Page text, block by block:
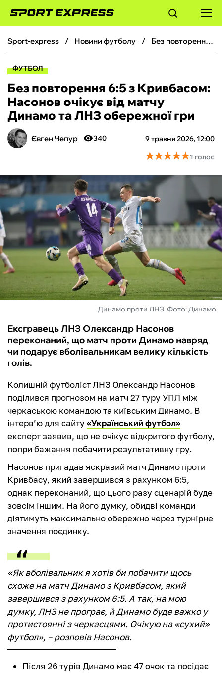
ФУТБОЛ
БОКС
ХОКЕЙ
КІБЕРСПОРТ
ЧС-2026
ФУТЗАЛ
ІНШІ
БУКМЕКЕРИ
sport-express новини футболу Без повторення 6:5 з Кривбасом: Насонов очікує від матчу Динамо та ЛНЗ обережної гри
ФУТБОЛ
Без повторення 6:5 з Кривбасом:
Насонов очікує від матчу
Динамо та ЛНЗ обережної гри
Євген Чепур 9 травня 2026, 12:00
340
★★★★★
★★★★★1 голос
Динамо проти ЛНЗ. Фото: Динамо
Ексгравець ЛНЗ Олександр Насонов
переконаний, що матч проти Динамо навряд
чи подарує вболівальникам велику кількість
голів.
Колишній футболіст ЛНЗ Олександр Насонов
поділився прогнозом на матч 27 туру УПЛ між
черкаською командою та київським Динамо. В
інтерв’ю для сайту «Український футбол»
експерт заявив, що не очікує відкритого футболу,
попри бажання побачити результативну гру.
Насонов пригадав яскравий матч Динамо проти
Кривбасу, який завершився з рахунком 6:5,
однак переконаний, що цього разу сценарій буде
зовсім іншим. На його думку, обидві команди
діятимуть максимально обережно через турнірне
значення поєдинку.
«Як вболівальник я хотів би побачити щось
схоже на матч Динамо з Кривбасом, який
завершився з рахунком 6:5. А так, на мою
думку, ЛНЗ не програє, й Динамо буде важко у
протистоянні з черкасцями. Очікую на «сухий»
футбол», – розповів Насонов.
Після 26 турів Динамо має 47 очок та посідає